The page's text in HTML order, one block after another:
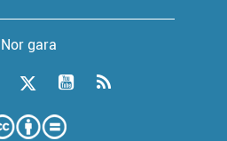
Nor gara